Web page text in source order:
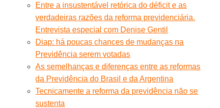
Entre a insustentável retórica do déficit e as
verdadeiras razões da reforma previdenciária.
Entrevista especial com Denise Gentil
Diap: há poucas chances de mudanças na
Previdência serem votadas
As semelhanças e diferenças entre as reformas
da Previdência do Brasil e da Argentina
Tecnicamente a reforma da previdência não se
sustenta